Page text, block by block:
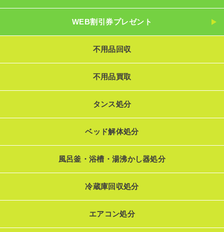
WEB割引券プレゼント
不用品回収
不用品買取
タンス処分
ベッド解体処分
風呂釜・浴槽・湯沸かし器処分
冷蔵庫回収処分
エアコン処分